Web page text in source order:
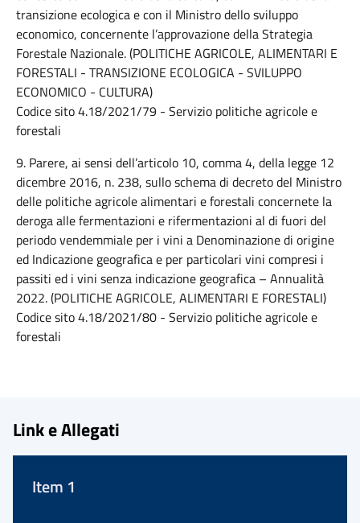
transizione ecologica e con il Ministro dello sviluppo
economico, concernente l’approvazione della Strategia
Forestale Nazionale. (POLITICHE AGRICOLE, ALIMENTARI E
FORESTALI - TRANSIZIONE ECOLOGICA - SVILUPPO
ECONOMICO - CULTURA)
Codice sito 4.18/2021/79 - Servizio politiche agricole e
forestali
9. Parere, ai sensi dell’articolo 10, comma 4, della legge 12
dicembre 2016, n. 238, sullo schema di decreto del Ministro
delle politiche agricole alimentari e forestali concernete la
deroga alle fermentazioni e rifermentazioni al di fuori del
periodo vendemmiale per i vini a Denominazione di origine
ed Indicazione geografica e per particolari vini compresi i
passiti ed i vini senza indicazione geografica – Annualità
2022. (POLITICHE AGRICOLE, ALIMENTARI E FORESTALI)
Codice sito 4.18/2021/80 - Servizio politiche agricole e
forestali
Link e Allegati
Item 1